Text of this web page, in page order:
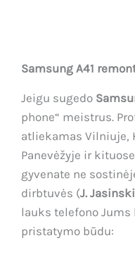
Samsung A41
Jeigu sugedo
phone“ meistrus.
atliekamas Vilniuje,
Panevėžyje ir
gyvenate ne
dirbtuvės (J.
lauks telefono
pristatymo būdu: